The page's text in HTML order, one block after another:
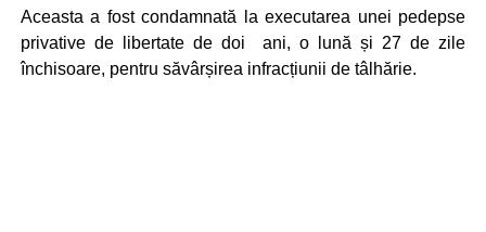
Aceasta a fost condamnată la executarea unei pedepse
privative de libertate de doi ani, o lună și 27 de zile
închisoare, pentru săvârșirea infracțiunii de tâlhărie.